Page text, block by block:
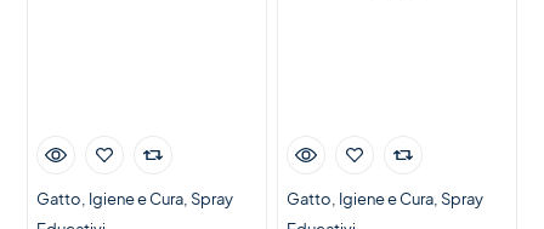
Gatto Igiene e Cura Spray
Gatto Igiene e Cura Spray